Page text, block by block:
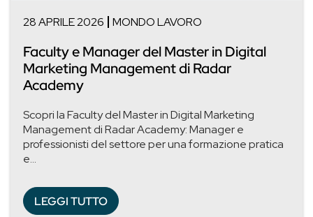
28 APRILE 2026 MONDO LAVORO
Faculty e Manager del Master in Digital
Marketing Management di Radar
Academy
Scopri la Faculty del Master in Digital Marketing
Management di Radar Academy: Manager e
professionisti del settore per una formazione pratica
e...
LEGGI TUTTO